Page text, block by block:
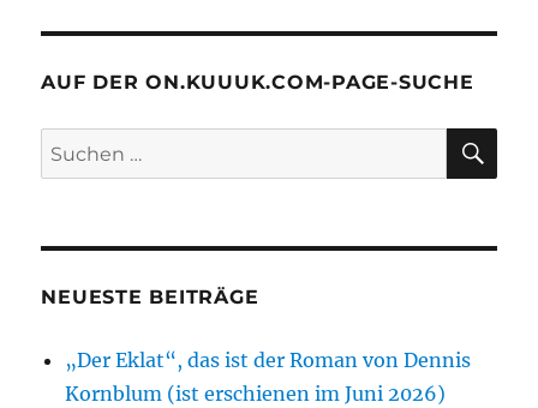
Verhältnis
Großverlagskonzernen
dem
Rundfunk,
bezogen
„Platzieren“
deren
AUF DER ON.KUUUK.COM-PAGE-SUCHE
Suchen
nach:
NEUESTE BEITRÄGE
„Der Eklat“, das ist der Roman von Dennis
Kornblum (ist erschienen im Juni 2026)